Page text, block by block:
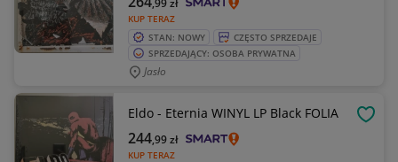
KUP TERAZ
,99zł
STAN: NOWY
CZĘSTO SPRZEDAJE
SPRZEDAJĄCY: OSOBA PRYWATNA
Jasło
Eldo - Eternia WINYL LP Black FOLIA
KUP TERAZ
244,99zł